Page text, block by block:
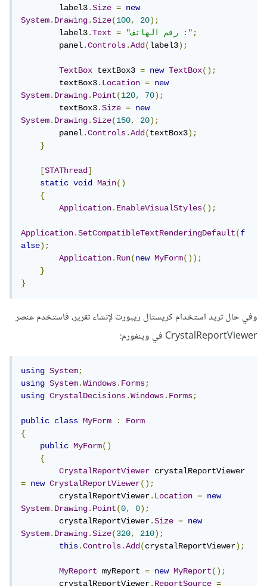
        label3
.Size =
new
System.Drawing.Size(100, 20);
        label3
.Text = "رقم الهاتف :";
        panel
.Controls.Add(label3);
TextBox textBox3 = new TextBox();
        textBox3
.Location =
new
System.Drawing.Point(120, 70);
        textBox3
.Size =
new
System.Drawing.Size(150, 20);
        panel
.Controls.Add(textBox3);
}
[STAThread]
static
void Main()
{
Application.EnableVisualStyles();
Application.SetCompatibleTextRenderingDefault(f
alse);
Application.Run(new MyForm());
}
}
وفي حال تريد استخدام كريستال ريبورت لإنشاء تقرير، فاستخدم عنصر
CrystalReportViewer في وينفورم:
using System;
using
System.Windows.Forms;
using
CrystalDecisions.Windows.Forms;
public class MyForm :
Form
{
public
MyForm()
{
CrystalReportViewer
=
new CrystalReportViewer();
        crystalReportViewer
.Location =
new
System.Drawing.Point(0, 0);
        crystalReportViewer
.Size =
new
System.Drawing.Size(320, 210);
this.Controls.Add(crystalReportViewer);
MyReport myReport = new MyReport();
        crystalReportViewer
.ReportSource
=